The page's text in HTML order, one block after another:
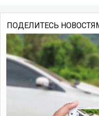
ПОДЕЛИТЕСЬ